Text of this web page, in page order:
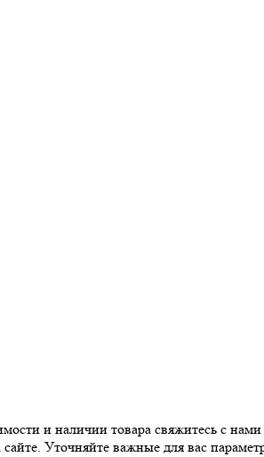
и наличии товара свяжитесь с нами
Уточняйте важные для вас